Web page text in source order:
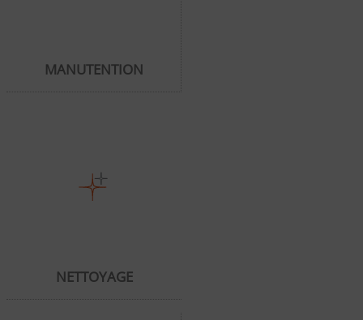
MANUTENTION
NETTOYAGE